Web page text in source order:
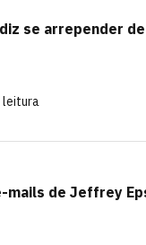
se arrepender
leitura
mails de Jeffrey